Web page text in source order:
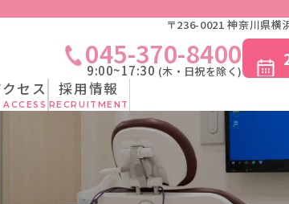
〒236-0021 神奈川県横
045-370-8400
9:00~17:30 (木・日祝を除く)
045-370-8400 24時間WEB予約
セス 採用情報
RECRUITMENT